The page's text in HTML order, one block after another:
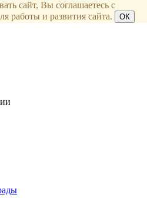
сайт, Вы соглашаетесь с
работы и развития сайта.
ОК